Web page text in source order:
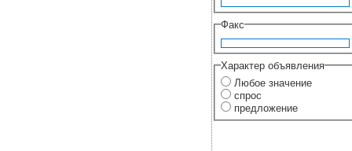
Факс
Характер объявления
Любое значение
спрос
предложение